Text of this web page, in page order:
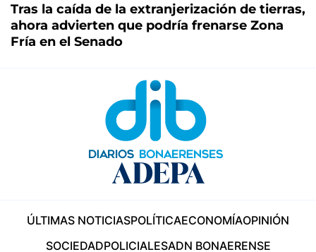
Tras la caída de la extranjerización de tierras,
ahora advierten que podría frenarse Zona
Fría en el Senado
ÚLTIMAS NOTICIASPOLÍTICAECONOMÍAOPINIÓN
SOCIEDADPOLICIALESADN BONAERENSE